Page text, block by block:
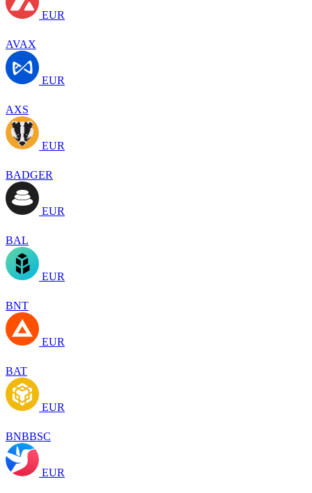
EUR
AVAX
EUR
AXS
EUR
BADGER
EUR
BAL
EUR
BNT
EUR
BAT
EUR
BNBBSC
EUR